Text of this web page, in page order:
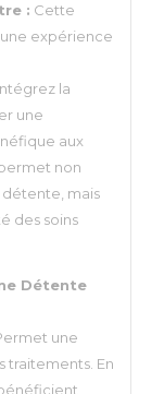
: Cette
expérience
la
une
aux
non
mais
des soins
Détente
une
En